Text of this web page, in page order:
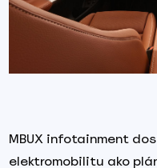
MBUX infotainment
elektromobilitu ako